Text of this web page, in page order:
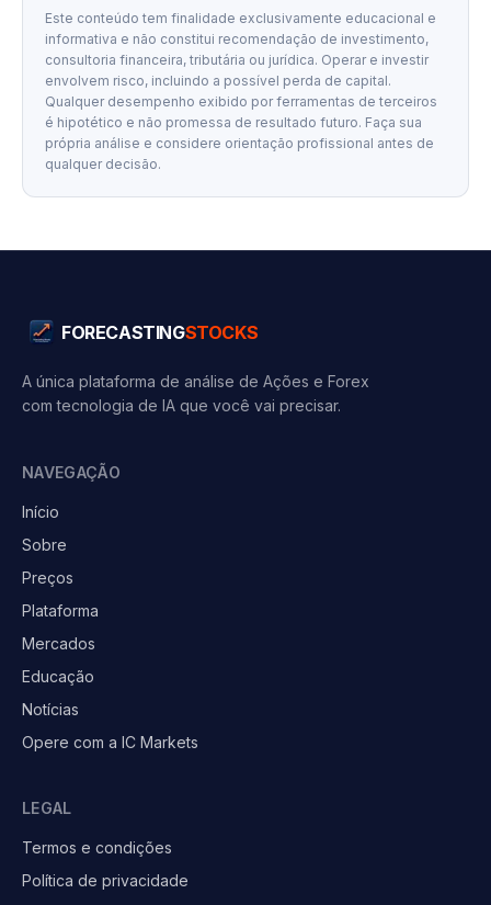
Este conteúdo tem finalidade exclusivamente educacional e
informativa e não constitui recomendação de investimento,
consultoria financeira, tributária ou jurídica. Operar e investir
envolvem risco, incluindo a possível perda de capital.
Qualquer desempenho exibido por ferramentas de terceiros
é hipotético e não promessa de resultado futuro. Faça sua
própria análise e considere orientação profissional antes de
qualquer decisão.
FORECASTINGSTOCKS
A única plataforma de análise de Ações e Forex
com tecnologia de IA que você vai precisar.
NAVEGAÇÃO
Início
Sobre
Preços
Plataforma
Mercados
Educação
Notícias
Opere com a IC Markets
LEGAL
Termos e condições
Política de privacidade